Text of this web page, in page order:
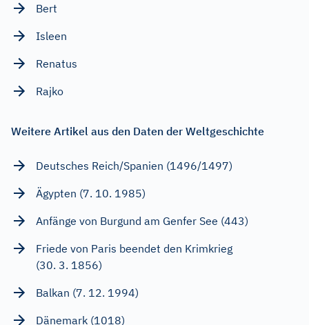
Bert
Isleen
Renatus
Rajko
Weitere Artikel aus den Daten der Weltgeschichte
Deutsches Reich/Spanien (1496/1497)
Ägypten (7. 10. 1985)
Anfänge von Burgund am Genfer See (443)
Friede von Paris beendet den Krimkrieg
(30. 3. 1856)
Balkan (7. 12. 1994)
Dänemark (1018)